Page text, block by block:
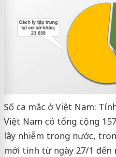
Số ca mắc ở Việt Nam:
Việt Nam có tổng cộng
lây nhiễm trong nước,
mới tính từ ngày 27/1 đến